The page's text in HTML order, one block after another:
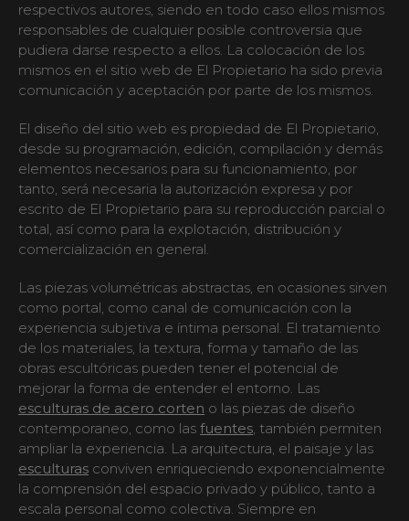
respectivos autores, siendo en todo caso ellos mismos
responsables de cualquier posible controversia que
pudiera darse respecto a ellos. La colocación de los
mismos en el sitio web de El Propietario ha sido previa
comunicación y aceptación por parte de los mismos.
El diseño del sitio web es propiedad de El Propietario,
desde su programación, edición, compilación y demás
elementos necesarios para su funcionamiento, por
tanto, será necesaria la autorización expresa y por
escrito de El Propietario para su reproducción parcial o
total, así como para la explotación, distribución y
comercialización en general.
Las piezas volumétricas abstractas, en ocasiones sirven
como portal, como canal de comunicación con la
experiencia subjetiva e íntima personal. El tratamiento
de los materiales, la textura, forma y tamaño de las
obras escultóricas pueden tener el potencial de
mejorar la forma de entender el entorno. Las
esculturas de acero corten o las piezas de diseño
contemporaneo, como las fuentes, también permiten
ampliar la experiencia. La arquitectura, el paisaje y las
esculturas conviven enriqueciendo exponencialmente
la comprensión del espacio privado y público, tanto a
escala personal como colectiva. Siempre en